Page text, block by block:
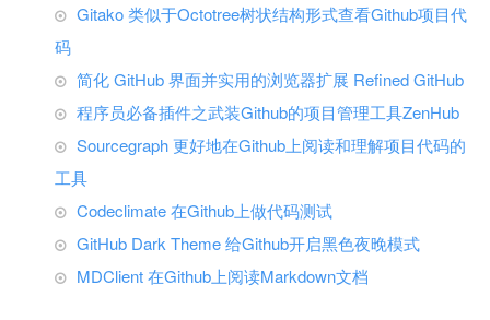
Gitako 类似于Octotree树状结构形式查看Github项目代
码
简化 GitHub 界面并实用的浏览器扩展 Refined GitHub
程序员必备插件之武装Github的项目管理工具ZenHub
Sourcegraph 更好地在Github上阅读和理解项目代码的
工具
Codeclimate 在Github上做代码测试
GitHub Dark Theme 给Github开启黑色夜晚模式
MDClient 在Github上阅读Markdown文档